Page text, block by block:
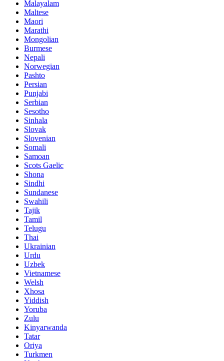
Malayalam
Maltese
Maori
Marathi
Mongolian
Burmese
Nepali
Norwegian
Pashto
Persian
Punjabi
Serbian
Sesotho
Sinhala
Slovak
Slovenian
Somali
Samoan
Scots Gaelic
Shona
Sindhi
Sundanese
Swahili
Tajik
Tamil
Telugu
Thai
Ukrainian
Urdu
Uzbek
Vietnamese
Welsh
Xhosa
Yiddish
Yoruba
Zulu
Kinyarwanda
Tatar
Oriya
Turkmen